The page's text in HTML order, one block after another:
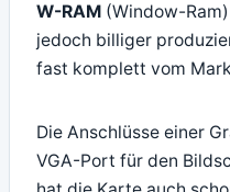
W-RAM (Window-
jedoch billiger
fast komplett vom
Die Anschlüsse einer
VGA-Port für den